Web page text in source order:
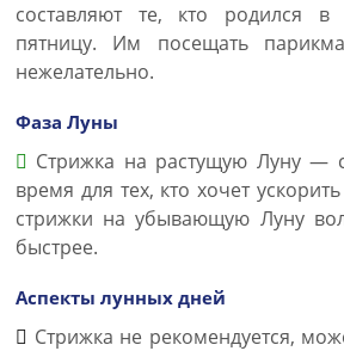
составляют те, кто родился в
пятницу. Им посещать
нежелательно.
Фаза Луны
Стрижка на растущую Луну —
время для тех, кто хочет
стрижки на убывающую Луну
быстрее.
Аспекты лунных дней
Стрижка не рекомендуется,